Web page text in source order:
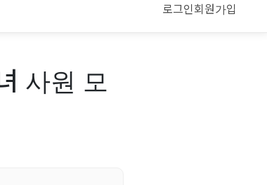
로그인회원가입
사원 모